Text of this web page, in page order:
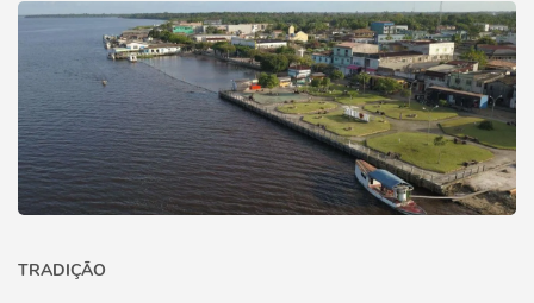
TRADIÇÃO